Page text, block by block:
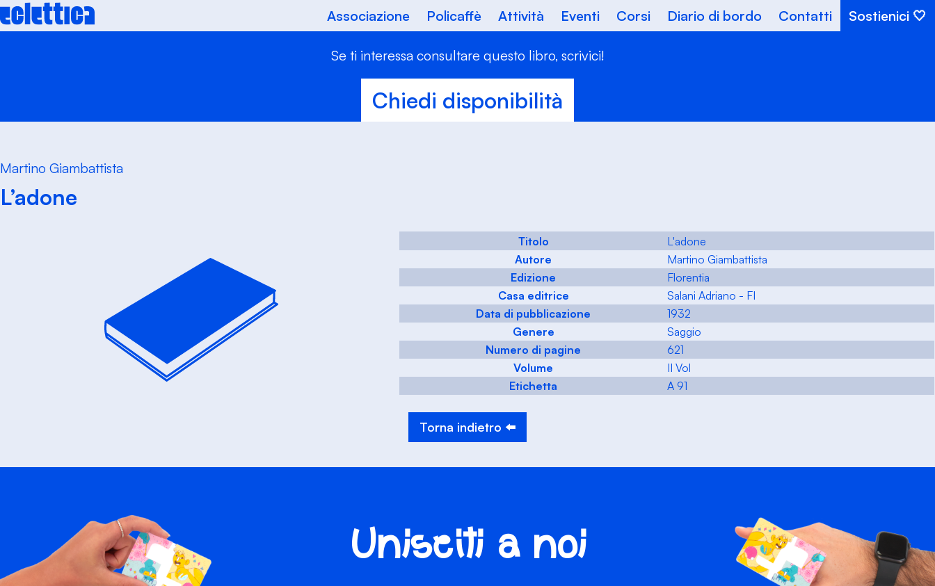
Skip
to
Associazione Policaffè Attività Eventi Corsi Diario di bordo Contatti Sostienici
Se ti interessa consultare questo libro, scrivici!
Chiedi disponibilità
Martino Giambattista
L’adone
Titolo
L'adone
Autore
Martino Giambattista
Edizione
Florentia
Casa editrice
Salani Adriano - FI
Data di pubblicazione
1932
Genere
Saggio
Numero di pagine
621
Volume
II Vol
Etichetta
A 91
Torna indietro ⬅️
Unisciti a noi